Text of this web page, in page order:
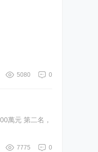
0
5080
0
7775